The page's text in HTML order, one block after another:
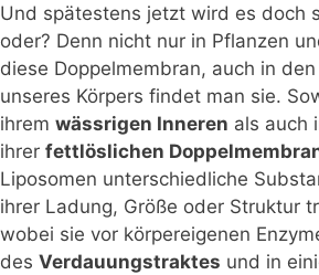
Und spätestens jetzt wird es doch
oder? Denn nicht nur in Pflanzen
diese Doppelmembran, auch in
unseres Körpers findet man sie.
ihrem wässrigen Inneren als auch
ihrer fettlöslichen
Liposomen unterschiedliche
ihrer Ladung, Größe oder Struktur
wobei sie vor körpereigenen
des Verdauungstraktes und in